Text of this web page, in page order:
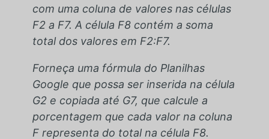
com uma coluna de valores nas células
F2 a F7. A célula F8 contém a soma
total dos valores em F2:F7.
Forneça uma fórmula do Planilhas
Google que possa ser inserida na célula
G2 e copiada até G7, que calcule a
porcentagem que cada valor na coluna
F representa do total na célula F8.